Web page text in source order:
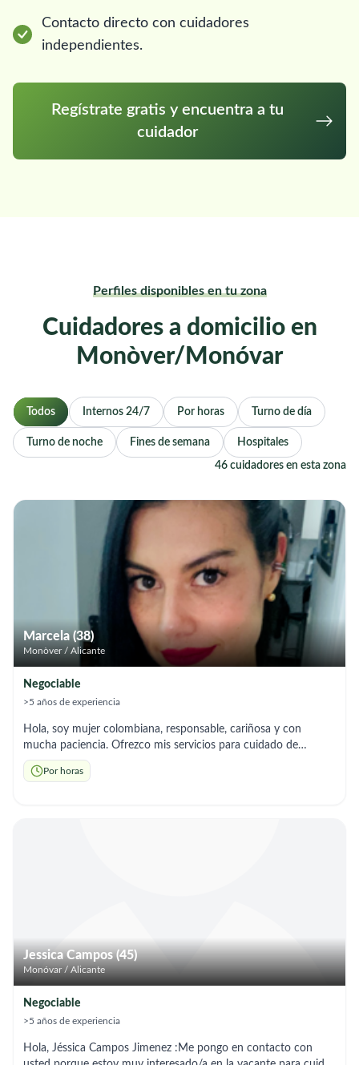
Contacto directo con cuidadores
independientes.
Regístrate gratis y encuentra a tu
cuidador
Perfiles disponibles en tu zona
Cuidadores a domicilio en
Monòver/Monóvar
Todos Internos 24/7 Por horas Turno de día
Turno de noche Fines de semana Hospitales
46 cuidadores en esta zona
Marcela (38)
Monòver / Alicante
Negociable
>5 años de experiencia
Hola, soy mujer colombiana, responsable, cariñosa y con
mucha paciencia. Ofrezco mis servicios para cuidado de
personas mayores o niños en Monóvar y alrededores. 🔹
Acompañamiento 🔹 Ayuda en aseo personal 🔹 Preparación
Por horas
Jessica Campos (45)
Monóvar / Alicante
Negociable
>5 años de experiencia
Hola, Jéssica Campos Jimenez :Me pongo en contacto con